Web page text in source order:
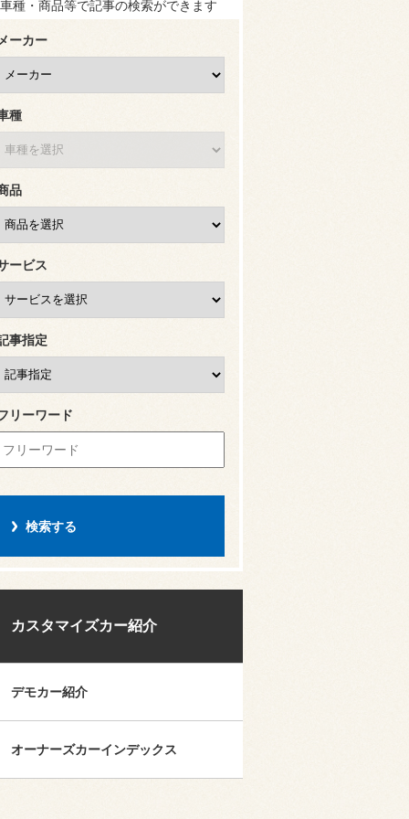
種・商品等で記事の検索ができます
ーカー
種
品
ービス
事指定
リーワード
カスタマイズカー紹介
デモカー紹介
オーナーズカーインデックス